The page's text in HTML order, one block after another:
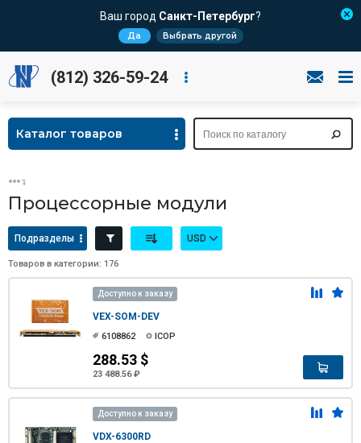
Ваш город Санкт-Петербург?
Да Выбрать другой
(812) 326-59-24
Каталог товаров
Процессорные модули
Подразделы USD
Товаров в категории: 176
Доступно к заказу
VEX-SOM-DEV
6108862 ICOP
288.53 $
23 488.56 ₽
Доступно к заказу
VDX-6300RD